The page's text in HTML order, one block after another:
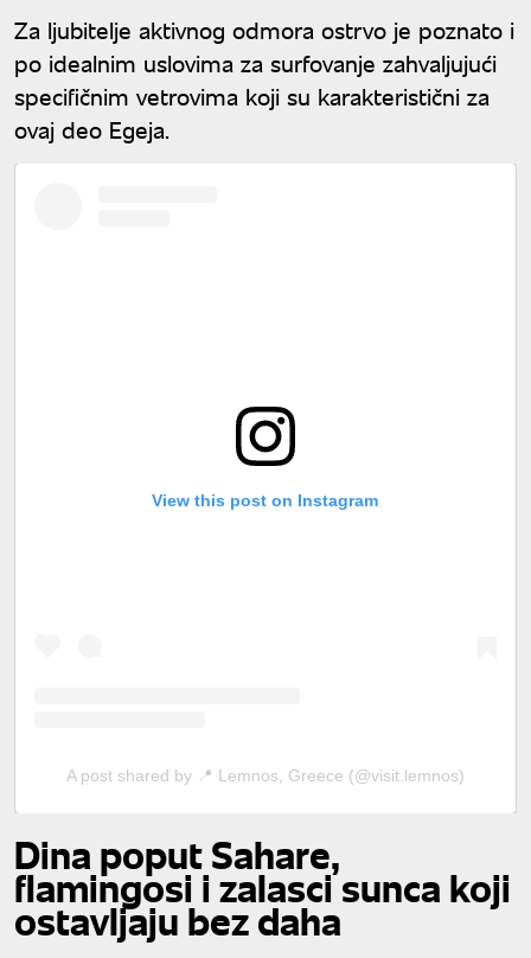
Za ljubitelje aktivnog odmora ostrvo je poznato i
po idealnim uslovima za surfovanje zahvaljujući
specifičnim vetrovima koji su karakteristični za
ovaj deo Egeja.
View this post on Instagram
A post shared by 📍 Lemnos, Greece (@visit.lemnos)
Dina poput Sahare,
flamingosi i zalasci sunca koji
ostavljaju bez daha